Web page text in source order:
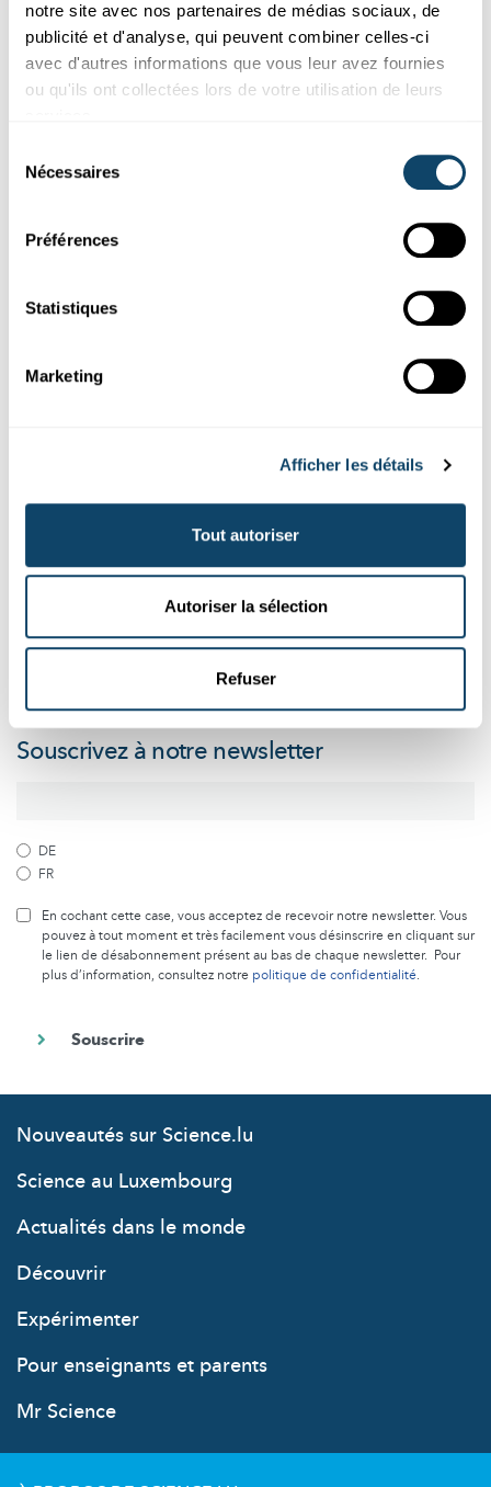
notre site avec nos partenaires de médias sociaux, de
publicité et d'analyse, qui peuvent combiner celles-ci
avec d'autres informations que vous leur avez fournies
ou qu'ils ont collectées lors de votre utilisation de leurs
Nécessaires
Préférences
Statistiques
Marketing
Afficher les détails
Tout autoriser
Autoriser la sélection
Refuser
Suivezscience.lu
refusé les cookies liés aux réseaux sociaux.
Suivez le monde de la science et de
la recherche au Luxembourg
Abonnez-vous gratuitement à notre newsletter et recevez
chaque mois le meilleur des articles de Science.lu
Souscrivez à notre newsletter
DE
FR
En cochant cette case, vous acceptez de recevoir notre newsletter. Vous
pouvez à tout moment et très facilement vous désinscrire en cliquant sur
le lien de désabonnement présent au bas de chaque newsletter. Pour
plus d’information, consultez notre politique de confidentialité.
Nouveautés sur Science.lu
Science au Luxembourg
Actualités dans le monde
Découvrir
Expérimenter
Pour enseignants et parents
Mr Science